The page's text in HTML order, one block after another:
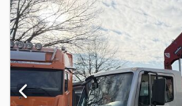
krovinio erdvės tūris:
3 m³,
skyriaus plotis:2 170 mm , krovos
ABS, borto kompiuteris,
kontrolė, oro kondicionavimas,
lygis